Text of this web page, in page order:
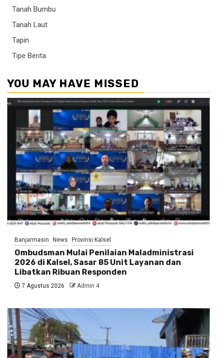
Tanah Bumbu
Tanah Laut
Tapin
Tipe Berita
YOU MAY HAVE MISSED
Banjarmasin News Provinsi Kalsel
Ombudsman Mulai Penilaian Maladministrasi
2026 di Kalsel, Sasar 85 Unit Layanan dan
Libatkan Ribuan Responden
7 Agustus 2026 Admin 4